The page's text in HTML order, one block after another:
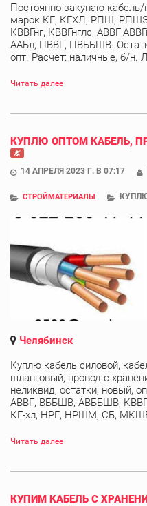
Постоянно закупаю
марок КГ, КГХЛ, РПШ, РПШЭ,
КВВГнг, КВВГнглс,
ААБл, ПВВГ, ПВББШВ.
опт. Расчет: наличные, б/н.
Читать далее
КУПЛЮ ОПТОМ КАБЕЛЬ,
14 АПРЕЛЯ 2023 Г. В 07:17
СТРОЙМАТЕРИАЛЫ
Челябинск
Куплю кабель силовой,
шланговый, провод с
неликвид, остатки, новый,
АВВГ, ВББШВ, АВББШВ,
КГ-хл, НРГ, НРШМ, СБ,
Читать далее
КУПИМ КАБЕЛЬ С